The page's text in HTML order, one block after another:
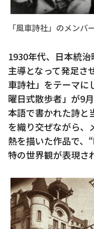
「風車詩社」のメンバ
1930年代、日本統
主導となって発足さ
車詩社」をテーマに
曜日式散歩者」が9
本語で書かれた詩と
を織り交ぜながら、
熱を描いた作品で、
特の世界観が表現さ